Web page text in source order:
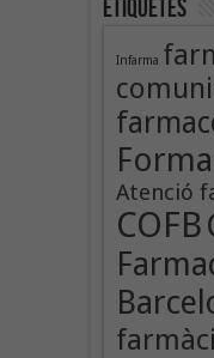
Etiquetes
Infarma
Atenció
COFB